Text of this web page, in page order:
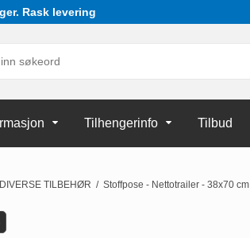
Rask levering
Tilhengerinfo Tilbud
DIVERSE TILBEHØR / Stoffpose - Nettotrailer - 38x70 cm